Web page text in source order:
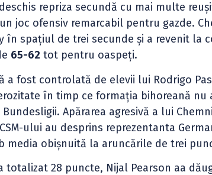
repriza secundă cu mai multe
joc ofensiv remarcabil pentru gazde.
în spațiul de trei secunde și a revenit la
65-62 tot pentru oaspeți.
a fost controlată de elevii lui Rodrigo
în timp ce formația bihoreană
Apărarea agresivă a lui
ului au desprins reprezentanta
media obișnuită la aruncările de trei
totalizat 28 puncte, Nijal Pearson aa